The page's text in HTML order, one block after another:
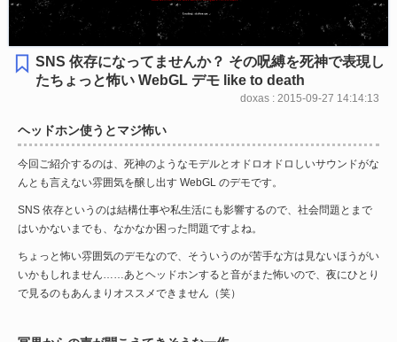
SNS 依存になってませんか？ その呪縛を死神で表現し
たちょっと怖い WebGL デモ like to death
doxas : 2015-09-27 14:14:13
ヘッドホン使うとマジ怖い
今回ご紹介するのは、死神のようなモデルとオドロオドロしいサウンドがな
んとも言えない雰囲気を醸し出す WebGL のデモです。
SNS 依存というのは結構仕事や私生活にも影響するので、社会問題とまで
はいかないまでも、なかなか困った問題ですよね。
ちょっと怖い雰囲気のデモなので、そういうのが苦手な方は見ないほうがい
いかもしれません……あとヘッドホンすると音がまた怖いので、夜にひとり
で見るのもあんまりオススメできません（笑）